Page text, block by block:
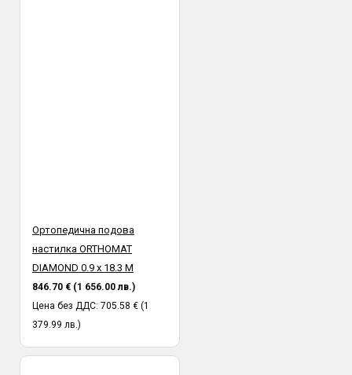
Ортопедична подова
настилка ORTHOMAT
DIAMOND 0.9 х 18.3 М
846.70 € (1 656.00 лв.)
Цена без ДДС: 705.58 € (1
379.99 лв.)